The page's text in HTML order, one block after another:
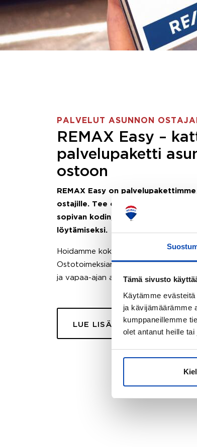
Tämä sivusto
Käytämme
ja kävijämäärämme
kumppaneillemme
olet antanut heille
PALVELUT ASUNNON
REMAX Easy –
palvelupaketti
ostoon
REMAX Easy on
ostajille. Tee ostotoimeksianto ja
sopivan kodin, eikä sinun tarvitse
löytämiseksi.
Hoidamme koko ostoprosessin
Ostotoimeksiantopalvelumme sopii
ja vapaa-ajan asuntojen ostoon.
LUE LISÄÄ